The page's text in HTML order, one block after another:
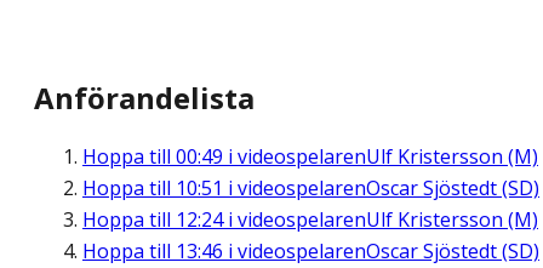
Anförandelista
Hoppa till 00:49 i videospelarenUlf Kristersson (M)
Hoppa till 10:51 i videospelarenOscar Sjöstedt (SD)
Hoppa till 12:24i videospelarenUlf Kristersson (M)
Hoppa till 13:46 i videospelarenOscar Sjöstedt (SD)